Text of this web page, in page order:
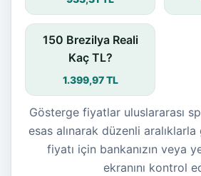
150 Brezilya Reali
Kaç TL?
1.399,97 TL
Gösterge fiyatlar uluslararası
esas alınarak düzenli
fiyatı için bankanızın veya
ekranını kontrol